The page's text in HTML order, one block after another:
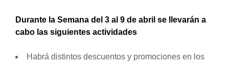
Durante la Semana del 3 al 9 de abril se llevarán a
cabo las siguientes actividades
Habrá distintos descuentos y promociones en los